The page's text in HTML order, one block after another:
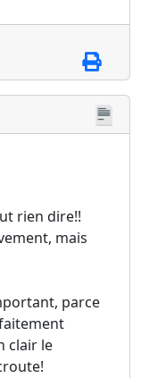
rien dire!!
mais
parce
clair le